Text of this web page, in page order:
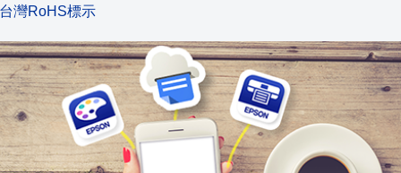
台灣RoHS標示